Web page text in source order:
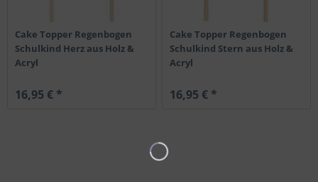
Cake Topper Regenbogen
Schulkind Herz aus Holz &
Acryl
16,95 € *
Cake Topper Regenbogen
Schulkind Stern aus Holz &
Acryl
16,95 € *